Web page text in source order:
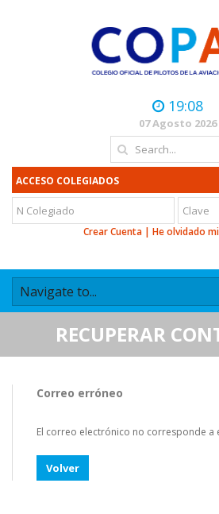
19:08
07 Agosto 2026
ACCESO COLEGIADOS
Crear Cuenta| He olvidado
RECUPERAR
Correo erróneo
El correo electrónico no corresponde a
Volver